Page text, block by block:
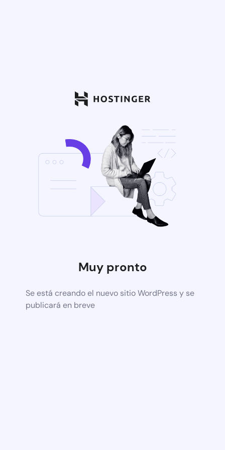
Muy pronto
Se está creando el nuevo sitio WordPress y se
publicará en breve